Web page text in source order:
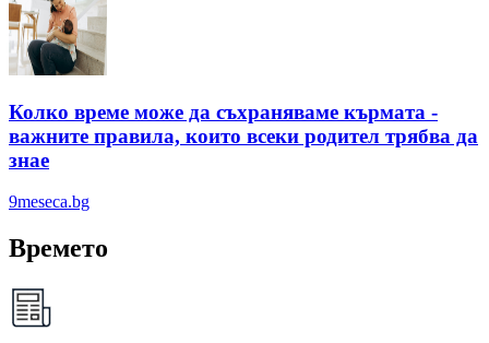
Колко време може да съхраняваме кърмата -
важните правила, които всеки родител трябва да
знае
9meseca.bg
Времето